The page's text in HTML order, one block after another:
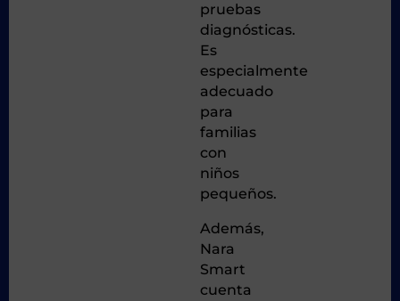
pruebas
diagnósticas.
Es
especialmente
adecuado
para
familias
con
niños
pequeños.
Además,
Nara
Smart
cuenta